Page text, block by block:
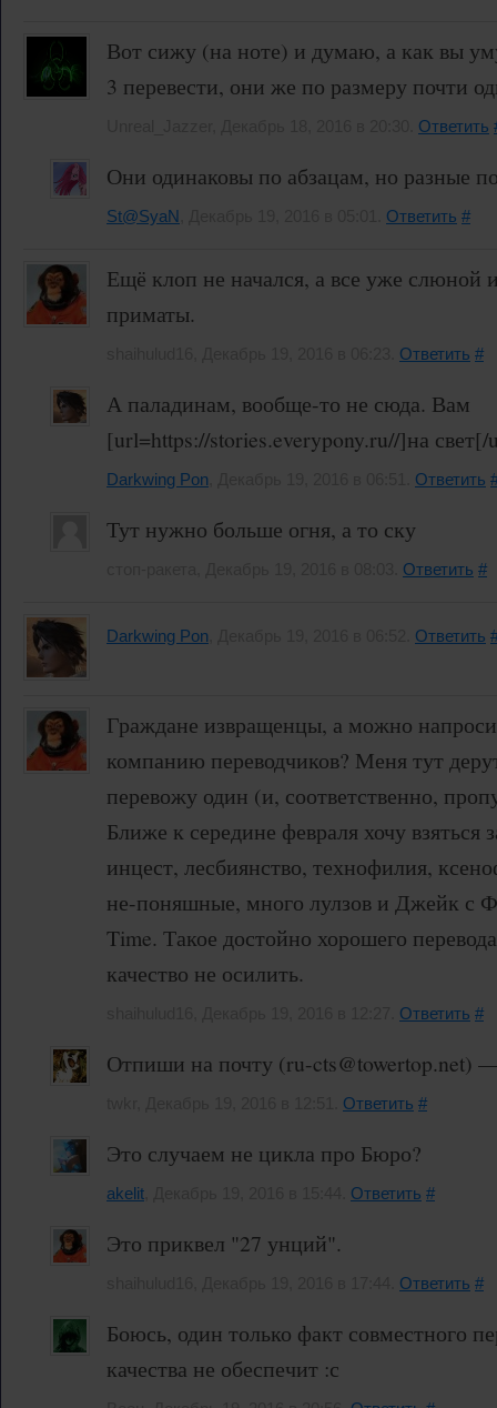
Вот сижу (на ноте) и думаю, а как вы
3 перевести, они же по размеру почти
Ответить
Они одинаковы по абзацам, но разные
St@SyaN Ответить #
Ещё клоп не начался, а все уже слюной
приматы.
Ответить #
А паладинам, вообще-то не сюда. Вам
[url=https://stories.everypony.ru//]на
Darkwing Pon Ответить
Тут нужно больше огня, а то ску
Ответить #
Darkwing Pon Ответить
Граждане извращенцы, а можно
компанию переводчиков? Меня тут
перевожу один (и, соответственно,
Ближе к середине февраля хочу взяться
инцест, лесбиянство, технофилия,
не-поняшные, много лулзов и Джейк с
Time. Такое достойно хорошего
качество не осилить.
Ответить #
Отпиши на почту (ru-cts@towertop.net)
Ответить #
Это случаем не цикла про Бюро?
akelit Ответить #
Это приквел "27 унций".
Ответить #
Боюсь, один только факт совместного
качества не обеспечит :с